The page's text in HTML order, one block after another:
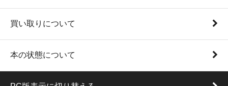
買い取りについて
本の状態について